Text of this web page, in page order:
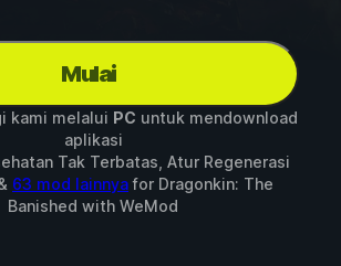
Mulai
kami melalui PC untuk mendownload
aplikasi
Tak Terbatas, Atur Regenerasi
63 mod lainnyafor Dragonkin: The
Banished with WeMod